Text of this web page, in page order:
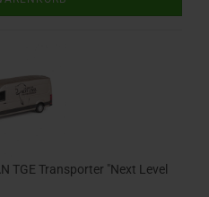
TGE Transporter "Next Level